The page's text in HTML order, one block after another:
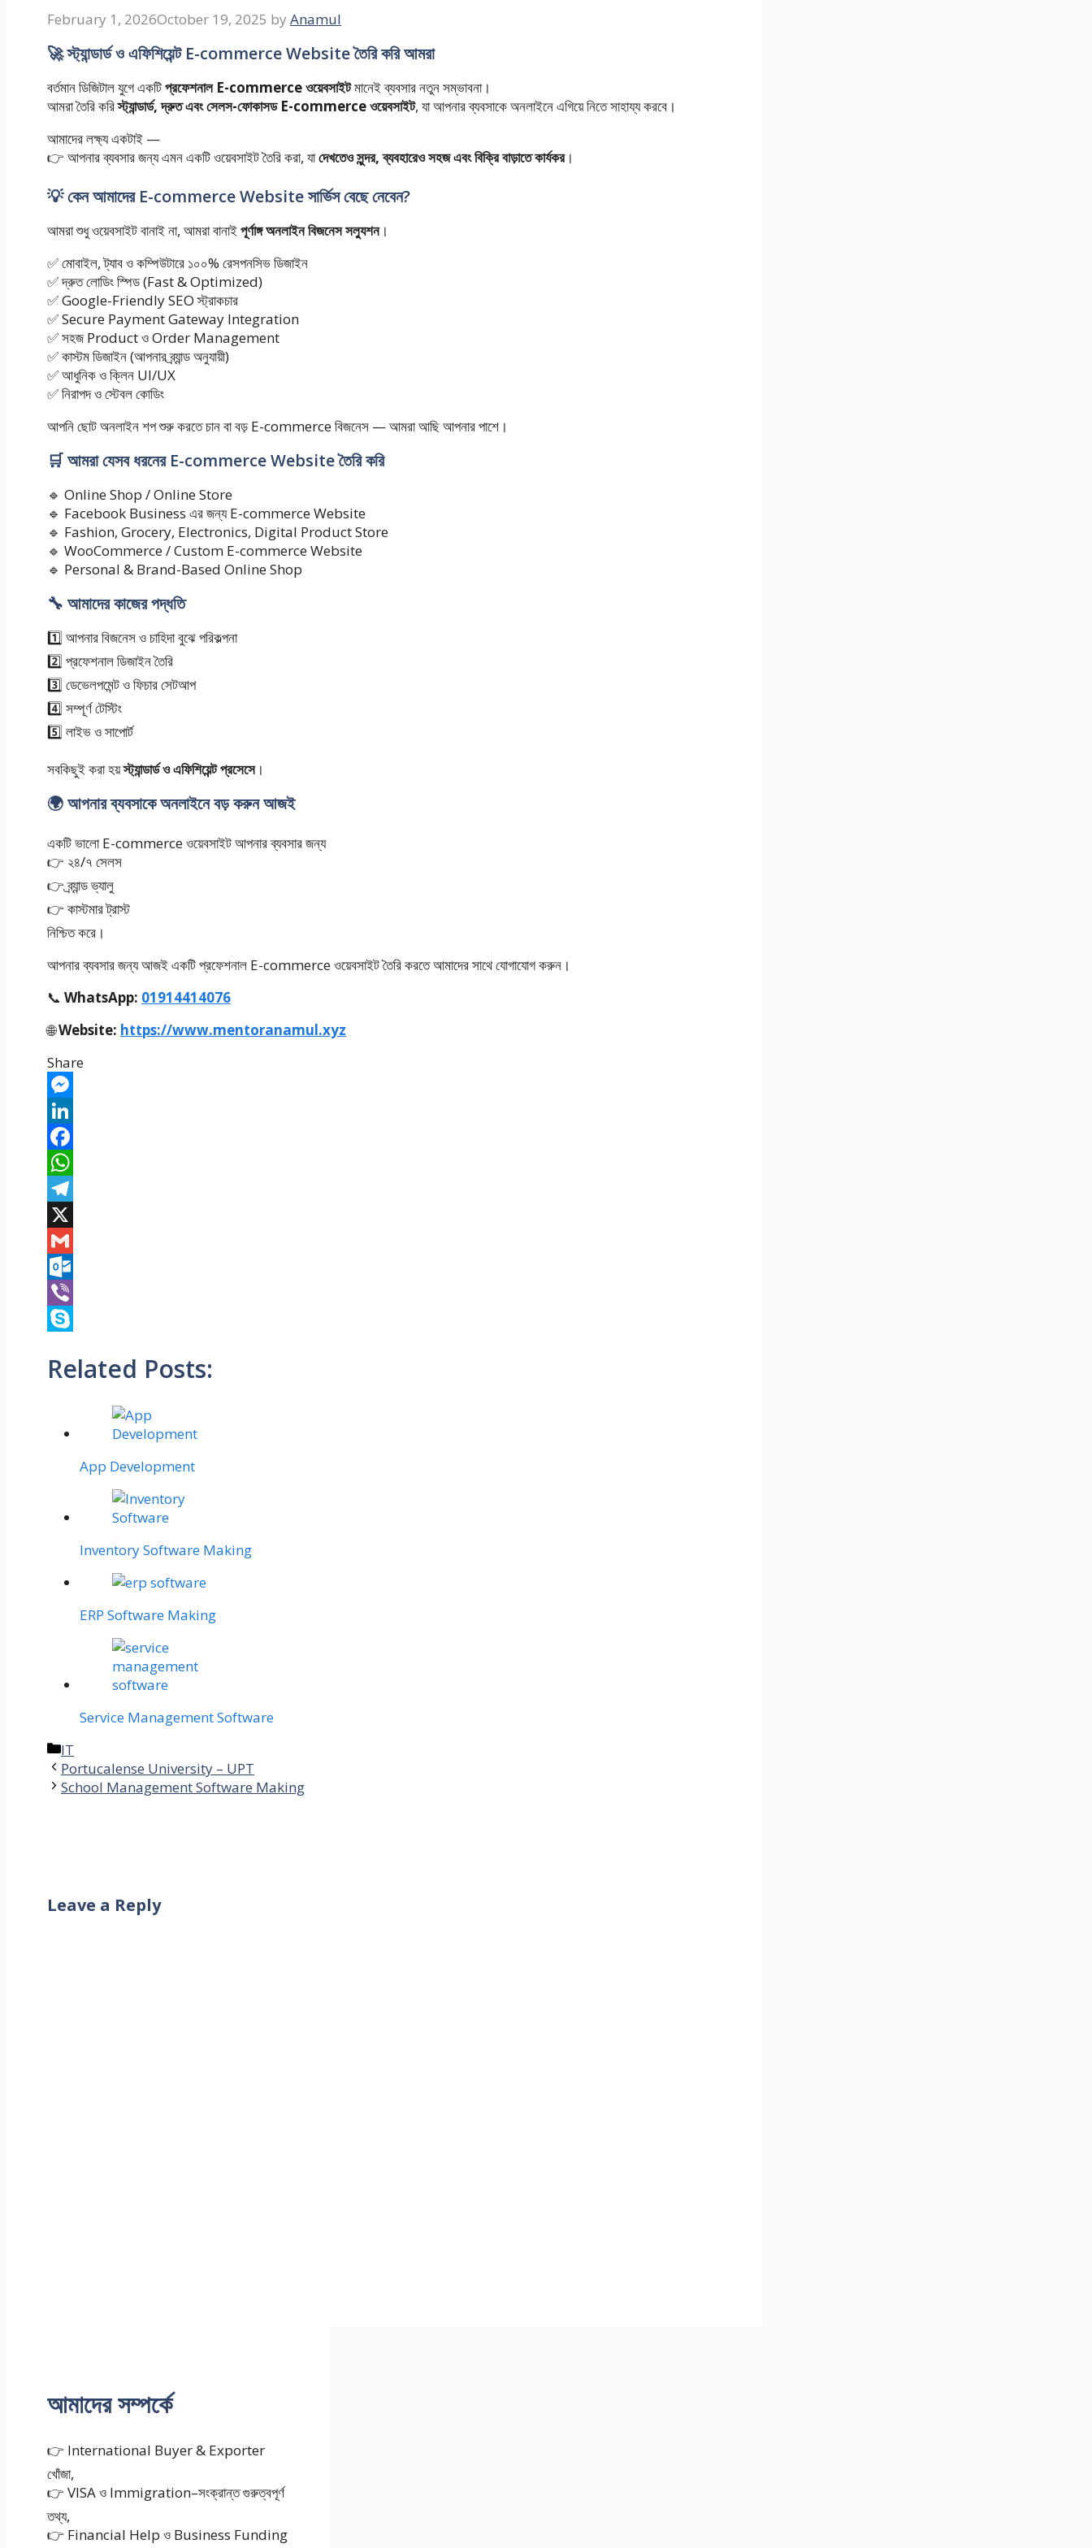
February 1, 2026October 19, 2025 by Anamul
🚀 স্ট্যান্ডার্ড ও এফিশিয়েন্ট E-commerce Website তৈরি করি আমরা
বর্তমান ডিজিটাল যুগে একটিপ্রফেশনাল E-commerce ওয়েবসাইটমানেই ব্যবসার নতুন সম্ভাবনা।
আমরা তৈরি করিস্ট্যান্ডার্ড, দ্রুত এবং সেলস-ফোকাসড E-commerce ওয়েবসাইট, যা আপনার ব্যবসাকে অনলাইনে এগিয়ে নিতে সাহায্য করবে।
আমাদের লক্ষ্য একটাই —
👉 আপনার ব্যবসার জন্য এমন একটি ওয়েবসাইট তৈরি করা, যাদেখতেও সুন্দর, ব্যবহারেও সহজ এবং বিক্রি বাড়াতে কার্যকর।
💡 কেন আমাদের E-commerce Website সার্ভিস বেছে নেবেন?
আমরা শুধু ওয়েবসাইট বানাই না, আমরা বানাইপূর্ণাঙ্গ অনলাইন বিজনেস সল্যুশন।
✅ মোবাইল, ট্যাব ও কম্পিউটারে ১০০% রেসপনসিভ ডিজাইন
✅ দ্রুত লোডিং স্পিড (Fast & Optimized)
✅ Google-Friendly SEO স্ট্রাকচার
✅ Secure Payment Gateway Integration
✅ সহজ Product ও Order Management
✅ কাস্টম ডিজাইন (আপনার ব্র্যান্ড অনুযায়ী)
✅ আধুনিক ও ক্লিন UI/UX
✅ নিরাপদ ও স্টেবল কোডিং
আপনি ছোট অনলাইন শপ শুরু করতে চান বা বড় E-commerce বিজনেস — আমরা আছি আপনার পাশে।
🛒 আমরা যেসব ধরনের E-commerce Website তৈরি করি
🔹 Online Shop / Online Store
🔹 Facebook Business এর জন্য E-commerce Website
🔹 Fashion, Grocery, Electronics, Digital Product Store
🔹 WooCommerce / Custom E-commerce Website
🔹 Personal & Brand-Based Online Shop
🔧 আমাদের কাজের পদ্ধতি
1️⃣ আপনার বিজনেস ও চাহিদা বুঝে পরিকল্পনা
2️⃣ প্রফেশনাল ডিজাইন তৈরি
3️⃣ ডেভেলপমেন্ট ও ফিচার সেটআপ
4️⃣ সম্পূর্ণ টেস্টিং
5️⃣ লাইভ ও সাপোর্ট
সবকিছুই করা হয়স্ট্যান্ডার্ড ও এফিশিয়েন্ট প্রসেসে।
🌍 আপনার ব্যবসাকে অনলাইনে বড় করুন আজই
একটি ভালো E-commerce ওয়েবসাইট আপনার ব্যবসার জন্য
👉 ২৪/৭ সেলস
👉 ব্র্যান্ড ভ্যালু
👉 কাস্টমার ট্রাস্ট
নিশ্চিত করে।
আপনার ব্যবসার জন্য আজই একটি প্রফেশনাল E-commerce ওয়েবসাইট তৈরি করতে আমাদের সাথে যোগাযোগ করুন।
📞 WhatsApp: 01914414076
🌐Website: https://www.mentoranamul.xyz
Share
Messenger
LinkedIn
Facebook
WhatsApp
Telegram
X
Gmail
Outlook.com
Viber
Related Posts:
App Development
Inventory Software Making
ERP Software Making
Service Management Software
Categories
IT
Portucalense University – UPT
School Management Software Making
Leave a Reply
আমাদের সম্পর্কে
👉 International Buyer & Exporter
খোঁজা,
👉 VISA ও Immigration–সংক্রান্ত গুরুত্বপূর্ণ
তথ্য,
👉 Financial Help ও Business Funding